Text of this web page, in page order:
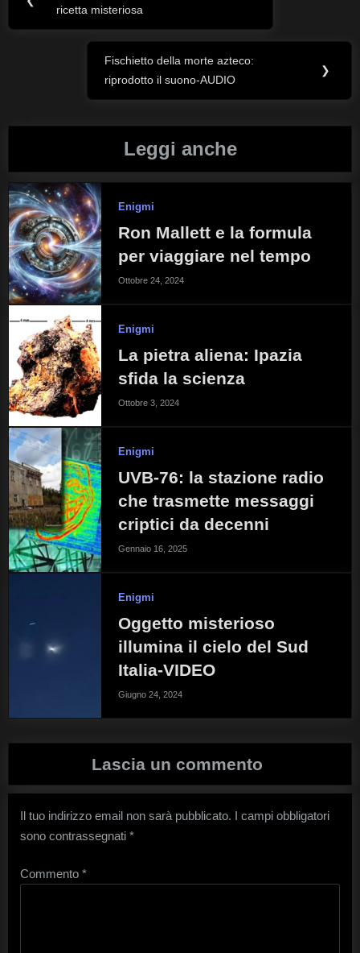
articoli
Post:
ricetta misteriosa
Next
Post:
Fischietto della morte azteco:
riprodotto il suono-AUDIO
❯
Leggi anche
Enigmi
Ron Mallett e la formula
per viaggiare nel tempo
Ottobre 24, 2024
Enigmi
La pietra aliena: Ipazia
sfida la scienza
Ottobre 3, 2024
Enigmi
UVB-76: la stazione radio
che trasmette messaggi
criptici da decenni
Gennaio 16, 2025
Enigmi
Oggetto misterioso
illumina il cielo del Sud
Italia-VIDEO
Giugno 24, 2024
Lascia un commento
Il tuo indirizzo email non sarà pubblicato. I campi obbligatori
sono contrassegnati *
Commento *